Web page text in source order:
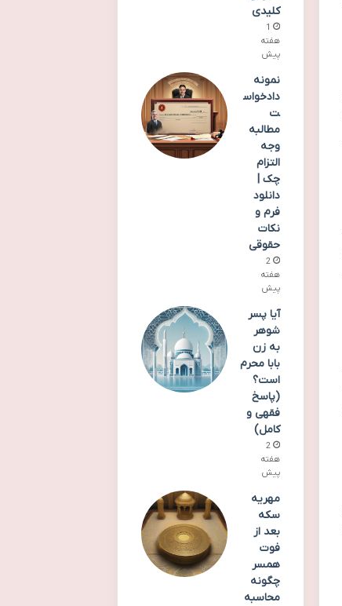
کلیدی
1
هفته
پیش
نمونه
دادخواس
ت
مطالبه
وجه
التزام
چک |
دانلود
فرم و
نکات
حقوقی
2
هفته
پیش
آیا پسر
شوهر
به زن
بابا محرم
است؟
(پاسخ
فقهی و
کامل)
2
هفته
پیش
مهریه
سکه
بعد از
فوت
همسر
چگونه
محاسبه